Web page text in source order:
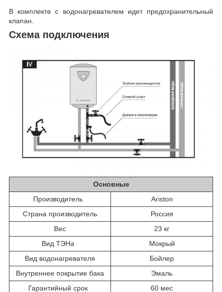
В комплекте с водонагревателем идет предохранительный
клапан.
Схема подключения
Основные
Производитель
Ariston
Страна производитель
Россия
Вес
23 кг
Вид ТЭНа
Мокрый
Вид водонагревателя
Бойлер
Внутреннее покрытие бака
Эмаль
Гарантийный срок
60 мес